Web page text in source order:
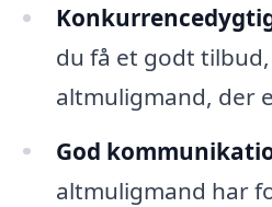
du få et godt
altmuligmand, der
God
altmuligmand har